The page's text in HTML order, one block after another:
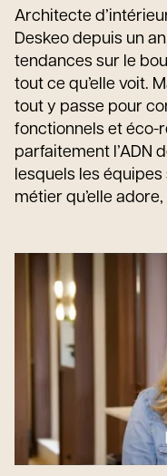
Architecte
Deskeo depuis un
tendances sur le
tout ce qu’elle voit.
tout y passe pour
fonctionnels et éco-
parfaitement l’ADN
lesquels les équipes
métier qu’elle